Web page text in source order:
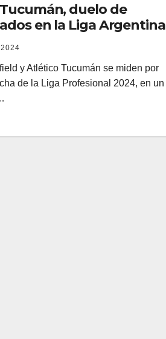
duelo de
en la Liga Argentina
y Atlético Tucumán se miden por
de la Liga Profesional 2024, en un